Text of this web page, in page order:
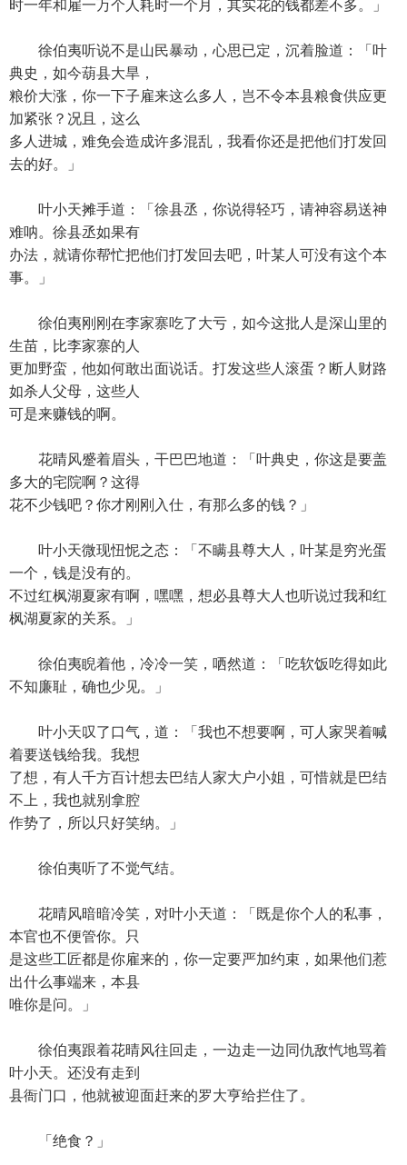
时一年和雇一万个人耗时一个月，其实花的钱都差不多。」
徐伯夷听说不是山民暴动，心思已定，沉着脸道：「叶
典史，如今葫县大旱，
粮价大涨，你一下子雇来这么多人，岂不令本县粮食供应更
加紧张？况且，这么
多人进城，难免会造成许多混乱，我看你还是把他们打发回
去的好。」
叶小天摊手道：「徐县丞，你说得轻巧，请神容易送神
难呐。徐县丞如果有
办法，就请你帮忙把他们打发回去吧，叶某人可没有这个本
事。」
徐伯夷刚刚在李家寨吃了大亏，如今这批人是深山里的
生苗，比李家寨的人
更加野蛮，他如何敢出面说话。打发这些人滚蛋？断人财路
如杀人父母，这些人
可是来赚钱的啊。
花晴风蹙着眉头，干巴巴地道：「叶典史，你这是要盖
多大的宅院啊？这得
花不少钱吧？你才刚刚入仕，有那么多的钱？」
叶小天微现忸怩之态：「不瞒县尊大人，叶某是穷光蛋
一个，钱是没有的。
不过红枫湖夏家有啊，嘿嘿，想必县尊大人也听说过我和红
枫湖夏家的关系。」
徐伯夷睨着他，冷冷一笑，哂然道：「吃软饭吃得如此
不知廉耻，确也少见。」
叶小天叹了口气，道：「我也不想要啊，可人家哭着喊
着要送钱给我。我想
了想，有人千方百计想去巴结人家大户小姐，可惜就是巴结
不上，我也就别拿腔
作势了，所以只好笑纳。」
徐伯夷听了不觉气结。
花晴风暗暗冷笑，对叶小天道：「既是你个人的私事，
本官也不便管你。只
是这些工匠都是你雇来的，你一定要严加约束，如果他们惹
出什么事端来，本县
唯你是问。」
徐伯夷跟着花晴风往回走，一边走一边同仇敌忾地骂着
叶小天。还没有走到
县衙门口，他就被迎面赶来的罗大亨给拦住了。
「绝食？」